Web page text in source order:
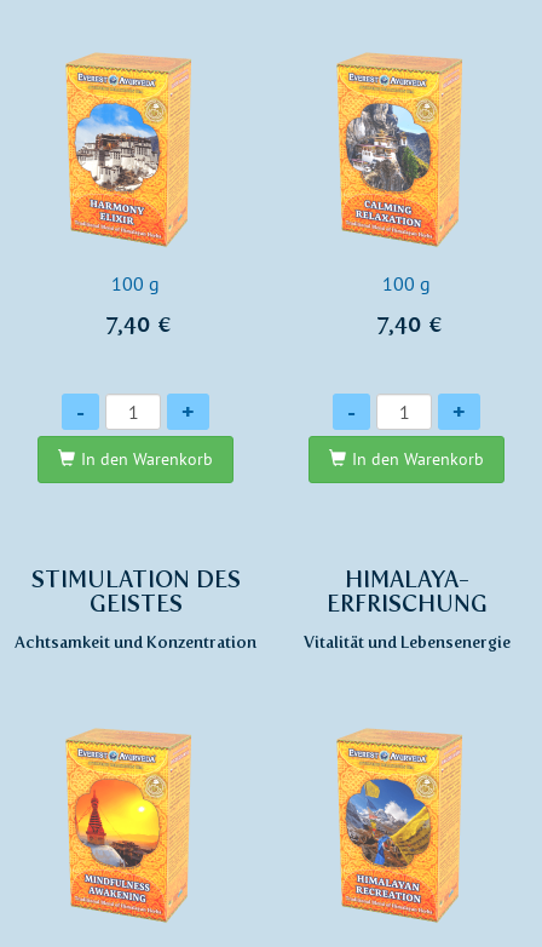
100 g
7,40 €
Anzahl
- +
In den Warenkorb
100 g
7,40 €
Anzahl
- +
In den Warenkorb
STIMULATION DES
GEISTES
Achtsamkeit und Konzentration
HIMALAYA-
ERFRISCHUNG
Vitalität und Lebensenergie